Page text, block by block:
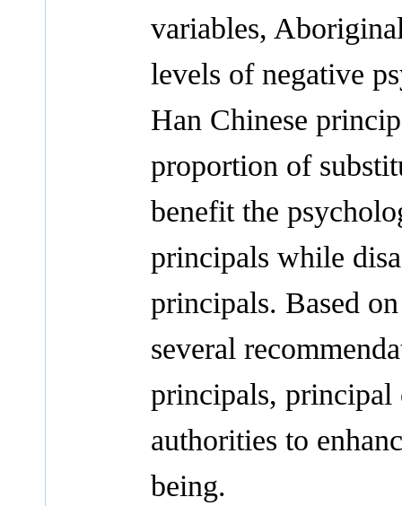
variables,
levels of negative
Han Chinese
proportion of
benefit the
principals while
principals. Based
several
principals, principal
authorities to
being.